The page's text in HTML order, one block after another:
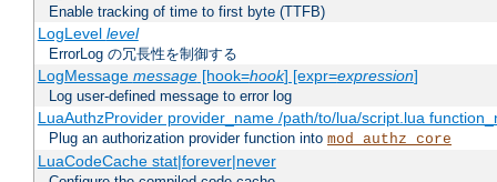
Enable tracking of time to first byte (TTFB)
LogLevel level
ErrorLog の冗長性を制御する
LogMessage message[hook=hook] [expr=expression]
Log user-defined message to error log
LuaAuthzProvider provider_name /path/to/lua/script.lua
Plug an authorization provider function into mod_authz_core
LuaCodeCache stat|forever|never